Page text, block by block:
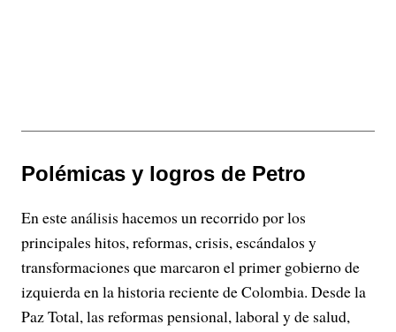
Polémicas y logros de Petro
En este análisis hacemos un recorrido por los
principales hitos, reformas, crisis, escándalos y
transformaciones que marcaron el primer gobierno de
izquierda en la historia reciente de Colombia. Desde la
Paz Total, las reformas pensional, laboral y de salud,